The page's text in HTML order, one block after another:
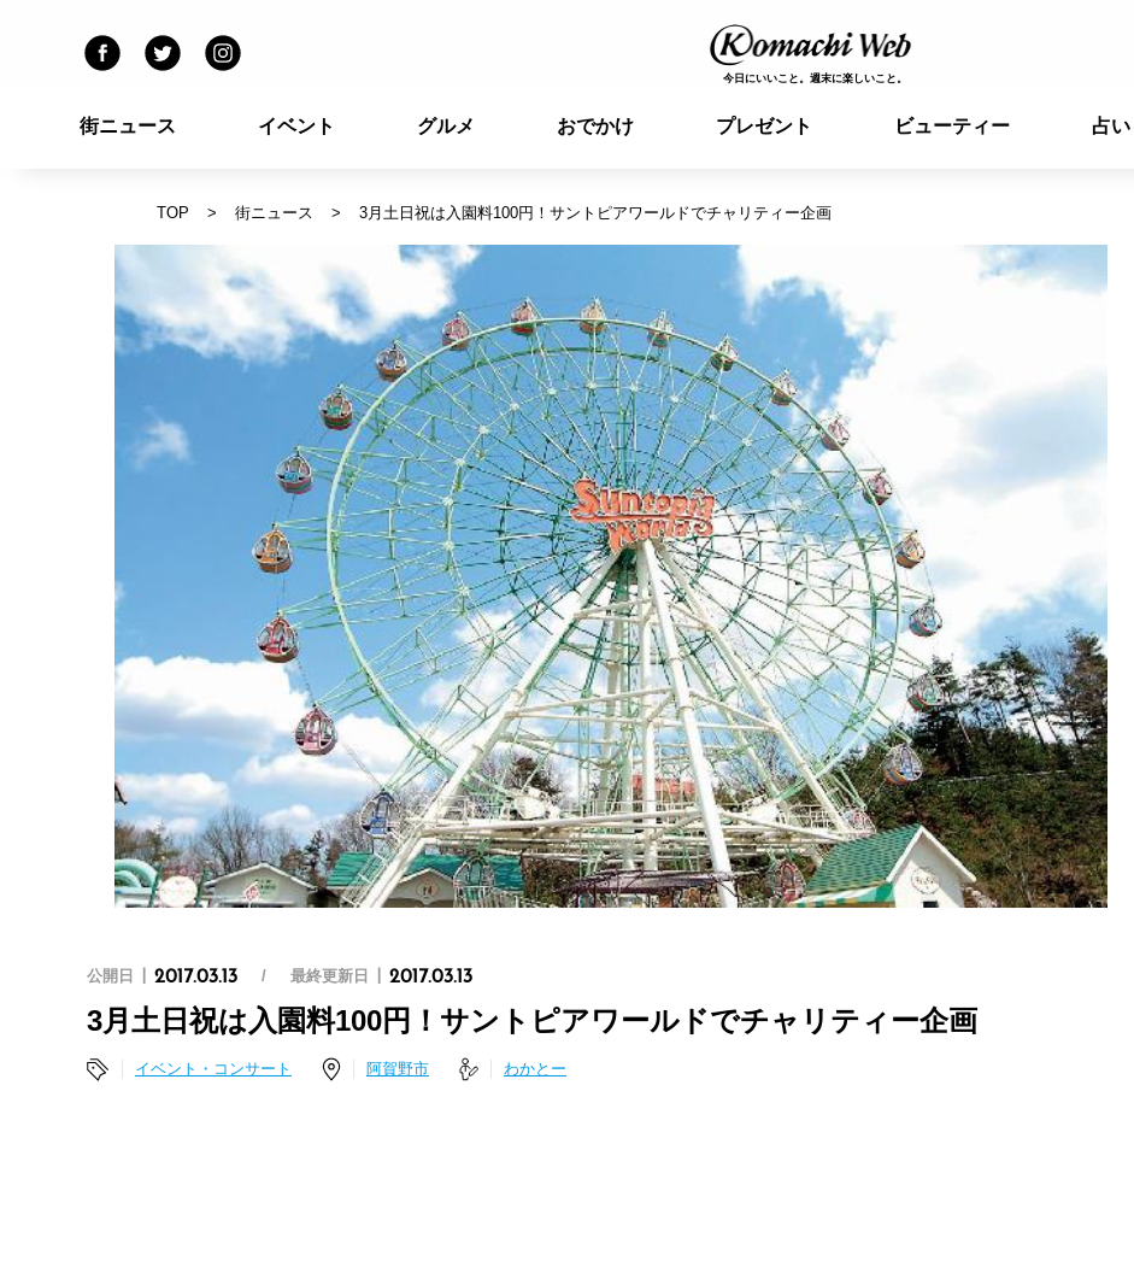
今日にいいこと。週末に楽しいこと。
街ニュース イベント グルメ おでかけ プレゼント ビューティー 占い
TOP 街ニュース 3月土日祝は入園料100円！サントピアワールドでチャリティー企画
公開日 2017.03.13 最終更新日 2017.03.13
3月土日祝は入園料100円！サントピアワールドでチャリティー企画
イベント・コンサート 阿賀野市 わかとー